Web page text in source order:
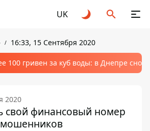
UK
16:33, 15 Сентября 2020
100 гривен за куб воды: в Днепре
2020
свой финансовый номер